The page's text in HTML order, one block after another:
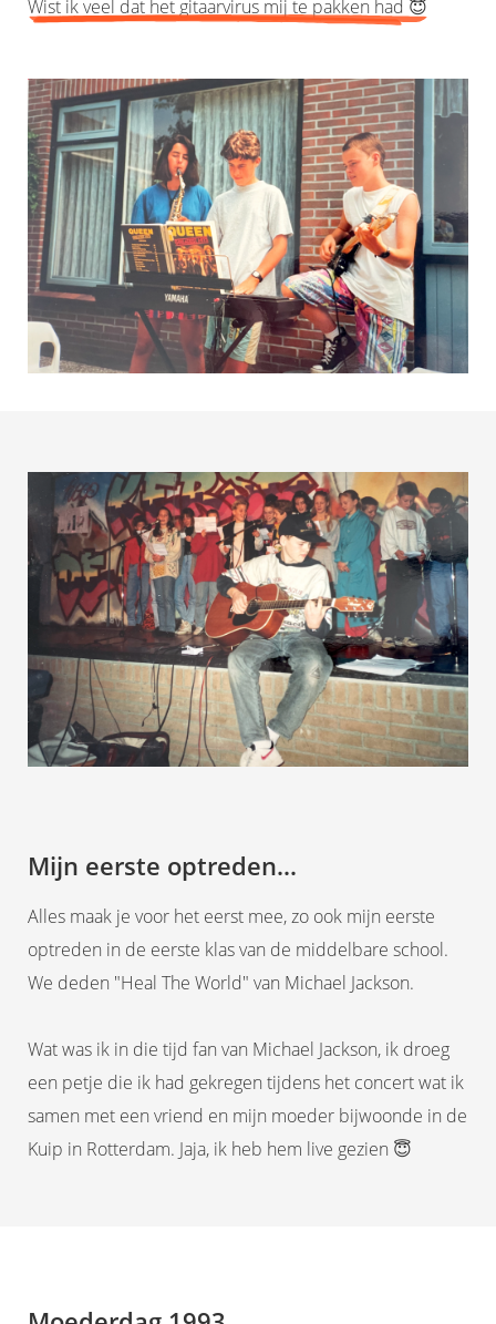
Wist ik veel dat het gitaarvirus mij te pakken had 😇
Mijn eerste optreden...
Alles maak je voor het eerst mee, zo ook mijn eerste
optreden in de eerste klas van de middelbare school.
We deden "Heal The World" van Michael Jackson.
Wat was ik in die tijd fan van Michael Jackson, ik droeg
een petje die ik had gekregen tijdens het concert wat ik
samen met een vriend en mijn moeder bijwoonde in de
Kuip in Rotterdam. Jaja, ik heb hem live gezien 😇